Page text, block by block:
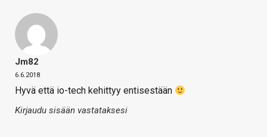
Jm82
6.6.2018
Hyvä että io-tech kehittyy entisestään
Kirjaudu sisään vastataksesi